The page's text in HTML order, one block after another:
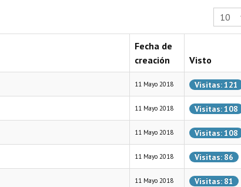
Fecha de
creación
Visto
11 Mayo 2018 Visitas: 121
11 Mayo 2018 Visitas: 108
11 Mayo 2018 Visitas: 108
11 Mayo 2018 Visitas: 86
11 Mayo 2018 Visitas: 81